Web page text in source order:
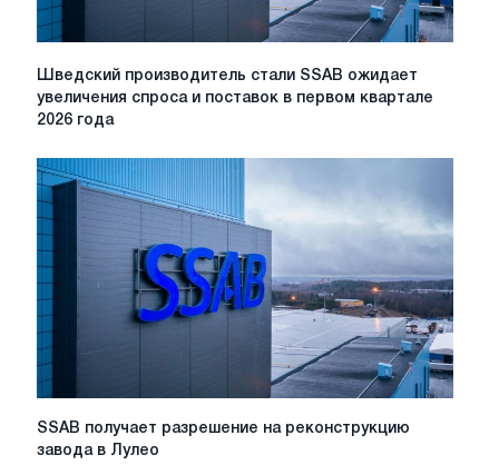
Шведский
стали
ожидает
увеличения
спроса
и
поставок
первом
2026
года
Шведский производитель стали SSAB ожидает
увеличения спроса и поставок в первом квартале
2026 года
SSAB
SSAB получает разрешение на реконструкцию
завода в Лулео